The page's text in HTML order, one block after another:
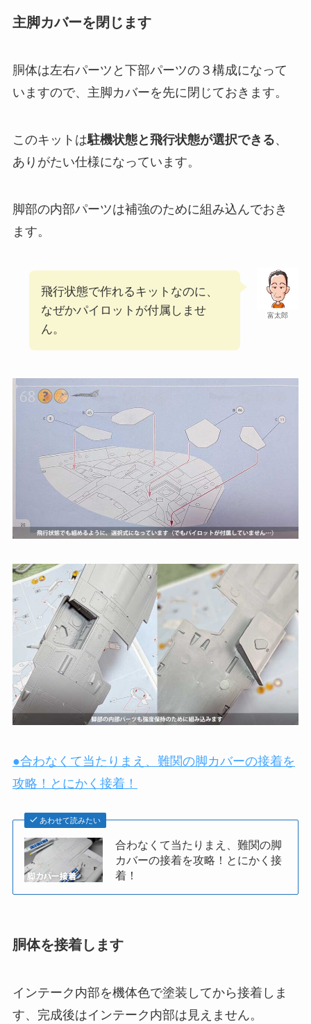
主脚カバーを閉じます
胴体は左右パーツと下部パーツの３構成になって
いますので、主脚カバーを先に閉じておきます。
このキットは駐機状態と飛行状態が選択できる、
ありがたい仕様になっています。
脚部の内部パーツは補強のために組み込んでおき
ます。
富太郎
飛行状態で作れるキットなのに、
なぜかパイロットが付属しませ
ん。
●合わなくて当たりまえ、難関の脚カバーの接着を
攻略！とにかく接着！
あわせて読みたい
合わなくて当たりまえ、難関の脚
カバーの接着を攻略！とにかく接
着！
胴体を接着します
インテーク内部を機体色で塗装してから接着しま
す、完成後はインテーク内部は見えません。